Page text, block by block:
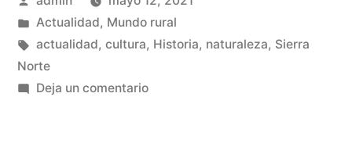
por
Publicado
en
Actualidad, Mundo rural
Etiquetas:
actualidad, cultura, Historia, naturaleza, Sierra
Norte
Deja un comentarioen